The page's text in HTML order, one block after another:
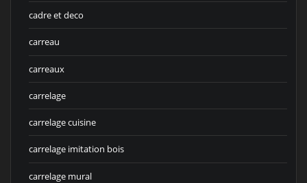
cadre et deco
carreau
carreaux
carrelage
carrelage cuisine
carrelage imitation bois
carrelage mural